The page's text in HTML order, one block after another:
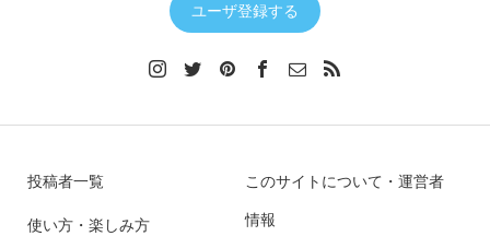
ユーザ登録する
投稿者一覧
使い方・楽しみ方
このサイトについて・運営者
情報